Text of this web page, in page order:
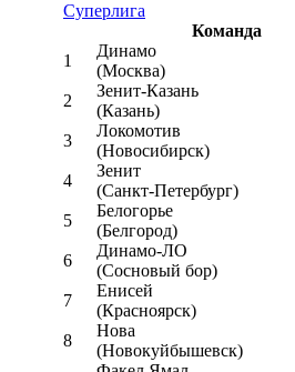
Суперлига
Команда
1
Динамо
(Москва)
2
Зенит-Казань
(Казань)
3
Локомотив
(Новосибирск)
4
Зенит
(Санкт-Петербург)
5
Белогорье
(Белгород)
6
Динамо-ЛО
(Сосновый бор)
7
Енисей
(Красноярск)
8
Нова
(Новокуйбышевск)